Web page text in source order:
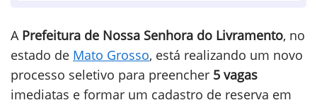
A Prefeitura de Nossa Senhora do Livramento, no
estado de Mato Grosso, está realizando um novo
processo seletivo para preencher 5 vagas
imediatas e formar um cadastro de reserva em